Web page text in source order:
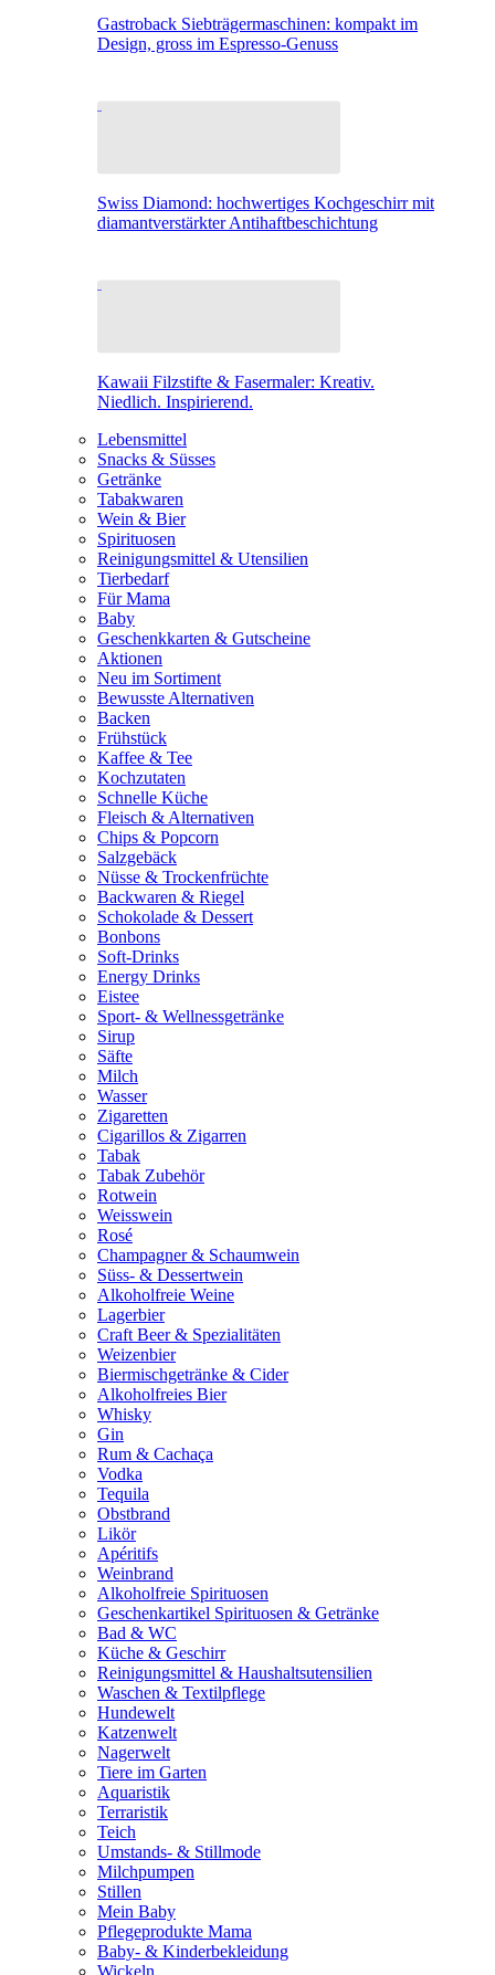
Gastroback Siebträgermaschinen: kompakt im
Design, gross im Espresso-Genuss
Swiss Diamond: hochwertiges Kochgeschirr mit
diamantverstärkter Antihaftbeschichtung
Kawaii Filzstifte & Fasermaler: Kreativ.
Niedlich. Inspirierend.
Lebensmittel
Snacks & Süsses
Getränke
Tabakwaren
Wein & Bier
Spirituosen
Reinigungsmittel & Utensilien
Tierbedarf
Für Mama
Baby
Geschenkkarten & Gutscheine
Aktionen
Neu im Sortiment
Bewusste Alternativen
Backen
Frühstück
Kaffee & Tee
Kochzutaten
Schnelle Küche
Fleisch & Alternativen
Chips & Popcorn
Salzgebäck
Nüsse & Trockenfrüchte
Backwaren & Riegel
Schokolade & Dessert
Bonbons
Soft-Drinks
Energy Drinks
Eistee
Sport- & Wellnessgetränke
Sirup
Säfte
Milch
Wasser
Zigaretten
Cigarillos & Zigarren
Tabak
Tabak Zubehör
Rotwein
Weisswein
Rosé
Champagner & Schaumwein
Süss- & Dessertwein
Alkoholfreie Weine
Lagerbier
Craft Beer & Spezialitäten
Weizenbier
Biermischgetränke & Cider
Alkoholfreies Bier
Whisky
Gin
Rum & Cachaça
Vodka
Tequila
Obstbrand
Likör
Apéritifs
Weinbrand
Alkoholfreie Spirituosen
Geschenkartikel Spirituosen & Getränke
Bad & WC
Küche & Geschirr
Reinigungsmittel & Haushaltsutensilien
Waschen & Textilpflege
Hundewelt
Katzenwelt
Nagerwelt
Tiere im Garten
Aquaristik
Terraristik
Teich
Umstands- & Stillmode
Milchpumpen
Stillen
Mein Baby
Pflegeprodukte Mama
Baby- & Kinderbekleidung
Wickeln